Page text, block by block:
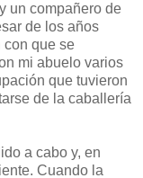
un compañero de
de los años
con que se
mi abuelo varios
que tuvieron
de la caballería
a cabo y, en
Cuando la